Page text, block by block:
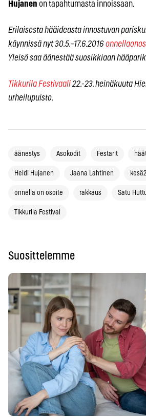
Hujanen on tapahtumasta innoissaan.
Erilaisesta hääideasta innostuvan
käynnissä nyt 30.5.–17.6.2016
Yleisö saa äänestää suosikkiaan
Tikkurila Festivaali22.-23. heinäkuuta
urheilupuisto.
äänestys Asokodit Festarit
Heidi Hujanen Jaana Lahtinen
onnella on osoite rakkaus Satu
Tikkurila Festival
Suosittelemme